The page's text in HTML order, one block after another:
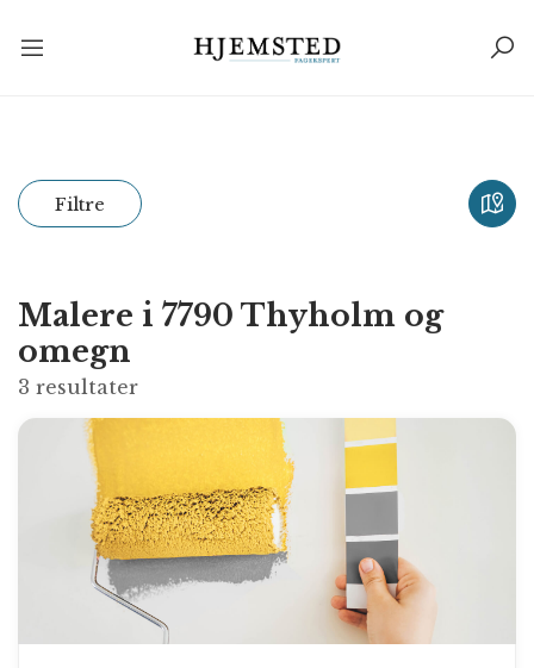
Filtre
Malere i 7790 Thyholm og
omegn
3 resultater